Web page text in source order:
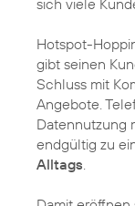
sich viele
Hotspot-
gibt seinen
Schluss mit
Angebote.
Datennutzung
endgültig zu
Alltags.